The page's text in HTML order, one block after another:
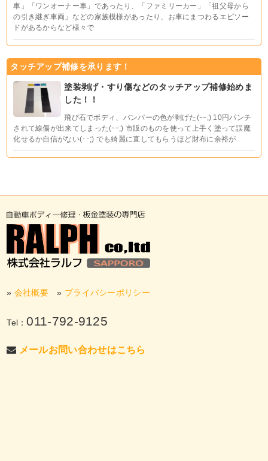
車」「ワンオーナー車」であったり、「ファミリーカー」「祖父母から
の引き継ぎ車両」などの家族模様があったり、お車にまつわるエピソー
ドがあるからなど様々で
タッチアップ補修を承ります！
塗装剥げ・すり傷などのタッチアップ補修始めま
した！！
飛び石でボディ、バンパーの色が剥げた(ｰｰ;) 10円パンチ
されて線傷が出来てしまった(ｰｰ;) 市販のものを使って上手く塗って誤魔
化せるか自信がない(･･;) でも綺麗に直してもらうほど財布に余裕が
» 会社概要 » プライバシーポリシー
Tel：011-792-9125
メールお問い合わせはこちら